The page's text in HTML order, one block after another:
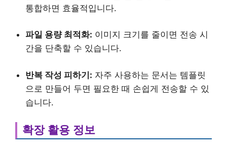
통합하면 효율적입니다.
파일 용량 최적화: 이미지 크기를 줄이면 전송 시
간을 단축할 수 있습니다.
반복 작성 피하기: 자주 사용하는 문서는 템플릿
으로 만들어 두면 필요한 때 손쉽게 전송할 수 있
습니다.
확장 활용 정보